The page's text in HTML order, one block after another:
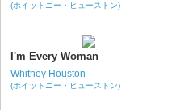
(ホイットニー・ヒューストン)
I'm Every Woman
Whitney Houston
(ホイットニー・ヒューストン)